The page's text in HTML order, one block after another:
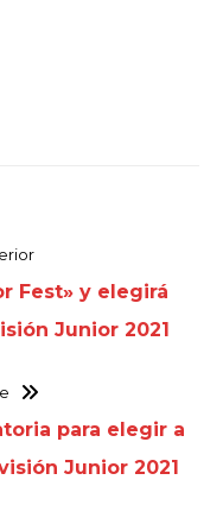
Fest» y elegirá
Junior 2021
para elegir a
Junior 2021